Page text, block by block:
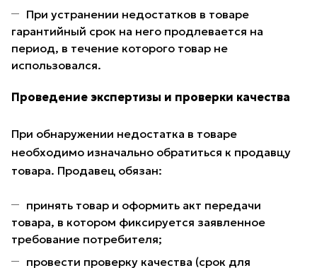
При устранении недостатков в товаре
гарантийный срок на него продлевается на
период, в течение которого товар не
использовался.
Проведение экспертизы и проверки качества
При обнаружении недостатка в товаре
необходимо изначально обратиться к продавцу
товара. Продавец обязан:
принять товар и оформить акт передачи
товара, в котором фиксируется заявленное
требование потребителя;
провести проверку качества (срок для